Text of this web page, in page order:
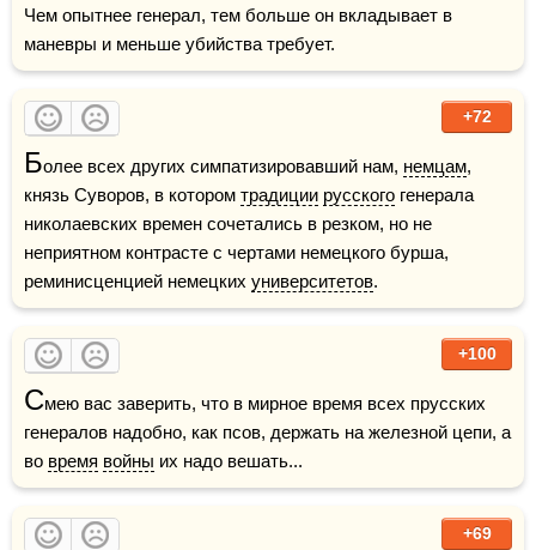
Чем опытнее генерал, тем больше он вкладывает в
маневры и меньше убийства требует.
+72
Более всех других симпатизировавший нам, немцам,
князь Суворов, в котором традиции русского генерала
николаевских времен сочетались в резком, но не
неприятном контрасте с чертами немецкого бурша,
реминисценцией немецких университетов.
+100
Смею вас заверить, что в мирное время всех прусских
генералов надобно, как псов, держать на железной цепи, а
во время войны их надо вешать...
+69